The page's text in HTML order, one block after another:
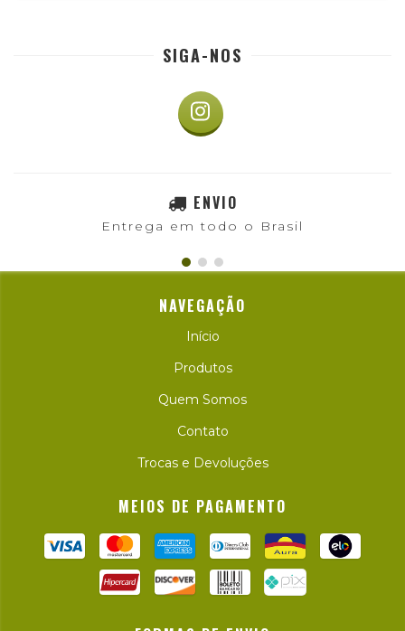
SIGA-NOS
ENVIO
Entrega em todo o Brasil
NAVEGAÇÃO
Início
Produtos
Quem Somos
Contato
Trocas e Devoluções
MEIOS DE PAGAMENTO